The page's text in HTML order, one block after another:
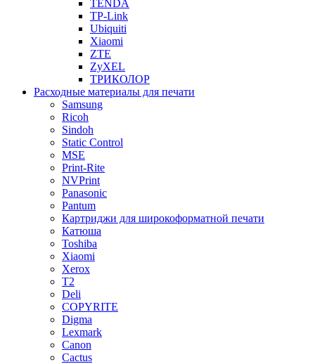
TENDA
TP-Link
Ubiquiti
Xiaomi
ZTE
ZyXEL
ТРИКОЛОР
Расходные материалы для печати
Samsung
Ricoh
Sindoh
Static Control
MSE
Print-Rite
NVPrint
Panasonic
Pantum
Картриджи для широкоформатной печати
Катюша
Toshiba
Xiaomi
Xerox
T2
Deli
COPYRITE
Digma
Lexmark
Canon
Cactus